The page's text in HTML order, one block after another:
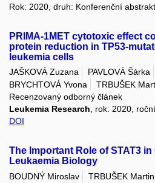
Rok: 2020, druh: Konferenční
PRIMA-1MET cytotoxic effect
protein reduction in TP53-
leukemia cells
JAŠKOVÁ Zuzana PAVLOVÁ Šárka
BRYCHTOVÁ Yvona
TRBUŠEK
Recenzovaný odborný článek
Leukemia Research, rok: 2020,
DOI
The Important Role of STAT3
Leukaemia Biology
BOUDNÝ Miroslav
TRBUŠEK Martin